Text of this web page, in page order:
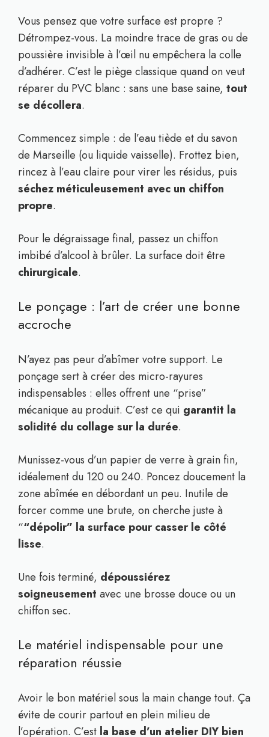
Vous pensez que votre surface est propre ?
Détrompez-vous. La moindre trace de gras ou de
poussière invisible à l’œil nu empêchera la colle
d’adhérer. C’est le piège classique quand on veut
réparer du PVC blanc : sans une base saine, tout
se décollera.
Commencez simple : de l’eau tiède et du savon
de Marseille (ou liquide vaisselle). Frottez bien,
rincez à l’eau claire pour virer les résidus, puis
séchez méticuleusement avec un chiffon
propre.
Pour le dégraissage final, passez un chiffon
imbibé d’alcool à brûler. La surface doit être
chirurgicale.
Le ponçage : l’art de créer une bonne
accroche
N’ayez pas peur d’abîmer votre support. Le
ponçage sert à créer des micro-rayures
indispensables : elles offrent une “prise”
mécanique au produit. C’est ce qui garantit la
solidité du collage sur la durée.
Munissez-vous d’un papier de verre à grain fin,
idéalement du 120 ou 240. Poncez doucement la
zone abîmée en débordant un peu. Inutile de
forcer comme une brute, on cherche juste à
““dépolir” la surface pour casser le côté
lisse.
Une fois terminé, dépoussiérez
soigneusement avec une brosse douce ou un
chiffon sec.
Le matériel indispensable pour une
réparation réussie
Avoir le bon matériel sous la main change tout. Ça
évite de courir partout en plein milieu de
l’opération. C’est la base d’un atelier DIY bien